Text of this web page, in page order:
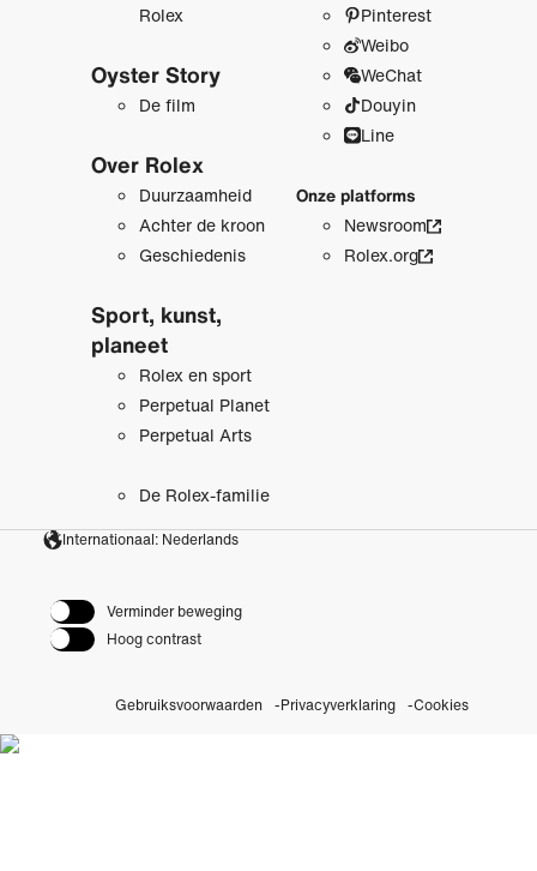
Rolex
Oyster Story
De film
Over Rolex
Duurzaamheid
Achter de kroon
Geschiedenis
Sport, kunst,
planeet
Rolex en sport
Perpetual Planet
Perpetual Arts
De Rolex-familie
Pinterest
Weibo
WeChat
Douyin
Line
Onze platforms
Newsroom
Rolex.org
Internationaal: Nederlands
Verminder beweging
Hoog contrast
Gebruiksvoorwaarden Privacyverklaring Cookies